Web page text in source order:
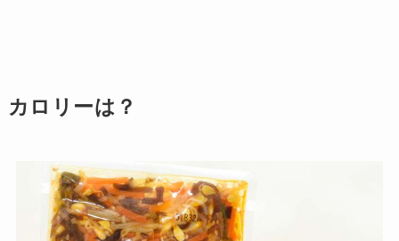
カロリーは？